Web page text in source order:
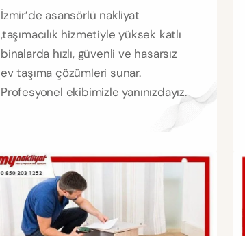
İzmir’de asansörlü nakliyat
,taşımacılık hizmetiyle yüksek katlı
binalarda hızlı, güvenli ve hasarsız
ev taşıma çözümleri sunar.
Profesyonel ekibimizle yanınızdayız.